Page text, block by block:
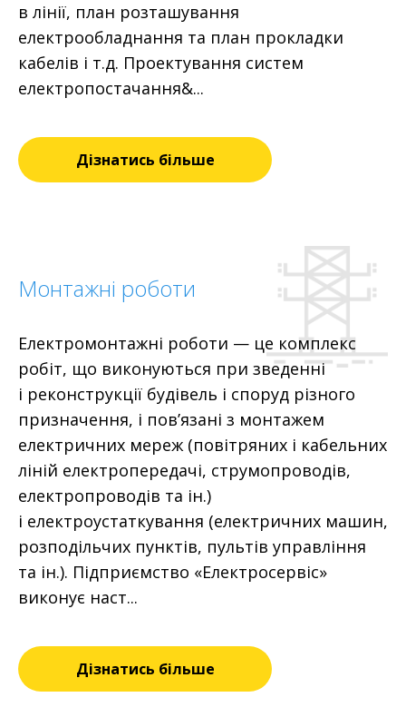
в лінії, план розташування
електрообладнання та план прокладки
кабелів і т.д. Проектування систем
електропостачання&...
Дізнатись більше
Монтажні роботи
Електромонтажні роботи — це комплекс
робіт, що виконуються при зведенні
і реконструкції будівель і споруд різного
призначення, і пов’язані з монтажем
електричних мереж (повітряних і кабельних
ліній електропередачі, струмопроводів,
електропроводів та ін.)
і електроустаткування (електричних машин,
розподільчих пунктів, пультів управління
та ін.). Підприємство «Електросервіс»
виконує наст...
Дізнатись більше